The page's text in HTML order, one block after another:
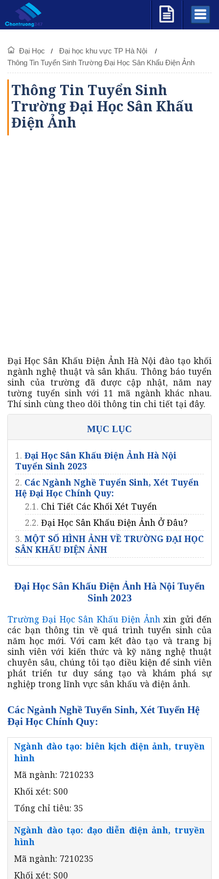
Đại Học
Đại học khu vực TP Hà Nội
Thông Tin Tuyển Sinh Trường Đại Học Sân Khấu Điện Ảnh
Thông Tin Tuyển Sinh
Trường Đại Học Sân Khấu
Điện Ảnh
Đại Học Sân Khấu Điện Ảnh Hà Nội đào tạo khối
ngành nghệ thuật và sân khấu. Thông báo tuyển
sinh của trường đã được cập nhật, năm nay
tường tuyển sinh với 11 mã ngành khác nhau.
Thí sinh cùng theo dõi thông tin chi tiết tại đây.
MỤC LỤC
1. Đại Học Sân Khấu Điện Ảnh Hà Nội
Tuyển Sinh 2023
2. Các Ngành Nghề Tuyển Sinh, Xét Tuyển
Hệ Đại Học Chính Quy:
2.1. Chi Tiết Các Khối Xét Tuyển
2.2. Đại Học Sân Khấu Điện Ảnh Ở Đâu?
3. MỘT SỐ HÌNH ẢNH VỀ TRƯỜNG ĐẠI HỌC
SÂN KHẤU ĐIỆN ẢNH
Đại Học Sân Khấu Điện Ảnh Hà Nội Tuyển
Sinh 2023
Trường Đại Học Sân Khấu Điện Ảnh xin gửi đến
các bạn thông tin về quá trình tuyển sinh của
năm học mới. Với cam kết đào tạo và trang bị
sinh viên với kiến thức và kỹ năng nghệ thuật
chuyên sâu, chúng tôi tạo điều kiện để sinh viên
phát triển tư duy sáng tạo và khám phá sự
nghiệp trong lĩnh vực sân khấu và điện ảnh.
Các Ngành Nghề Tuyển Sinh, Xét Tuyển Hệ
Đại Học Chính Quy:
Ngành đào tạo: biên kịch điện ảnh, truyền
hình
Mã ngành: 7210233
Khối xét: S00
Tổng chỉ tiêu: 35
Ngành đào tạo: đạo diễn điện ảnh, truyền
hình
Mã ngành: 7210235
Khối xét: S00